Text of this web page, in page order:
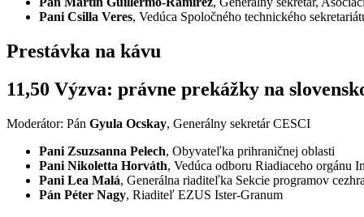
Pani Csilla Veres, Vedúca Spoločného technického
Prestávka na kávu
11,50 Výzva: právne prekážky na
Moderátor: Pán Gyula Ocskay, Generálny sekretár CESCI
Pani Zsuzsanna Pelech, Obyvateľka prihraničnej oblasti
Pani Nikoletta Horváth, Vedúca odboru Riadiaceho orgánu
Pani Lea Malá, Generálna riaditeľka Sekcie programov
Pán Péter Nagy, Riaditeľ EZUS Ister-Granum